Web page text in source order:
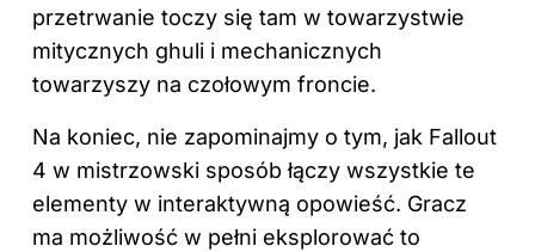
przetrwanie toczy się tam w towarzystwie
mitycznych ghuli i mechanicznych
towarzyszy na czołowym froncie.
Na koniec, nie zapominajmy o tym, jak Fallout
4 w mistrzowski sposób łączy wszystkie te
elementy w interaktywną opowieść. Gracz
ma możliwość w pełni eksplorować to